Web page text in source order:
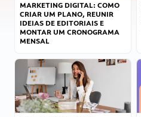
MARKETING DIGITAL: COMO
CRIAR UM PLANO, REUNIR
IDEIAS DE EDITORIAIS E
MONTAR UM CRONOGRAMA
MENSAL